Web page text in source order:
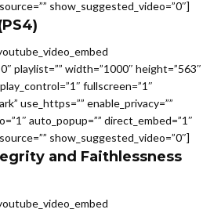
show_suggested_video=”0″]
playlist=”” width=”1000″ height=”563″
fullscreen=”1″
use_https=”” enable_privacy=””
auto_popup=”” direct_embed=”1″
show_suggested_video=”0″]
and Faithlessness